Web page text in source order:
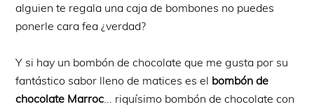
alguien te regala una caja de bombones no puedes
ponerle cara fea ¿verdad?
Y si hay un bombón de chocolate que me gusta por su
fantástico sabor lleno de matices es el bombón de
chocolate Marroc... riquísimo bombón de chocolate con